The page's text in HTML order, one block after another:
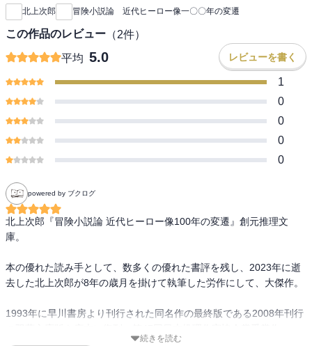
ュ』／騎士道の消滅／スパイ・ヒーロー、登場／不安と疑惑の時代
／クリスティーの冒険／ジョン・カーターとターザン／無人島の少
年たち／海の男ホーンブロワー／マクリーンの戦後／イギリス海洋
小説補遺／不信のヒーロー／フランスのスパイ活劇／ジョバンニと
暗黒小説／スピレインの亡霊／自警団ヒーロー、ボラン／スペンサ
ーの饒舌／悪党パーカーの栄光／ライアルの場合／七〇年代の壁／
現代の秘境／キャリスンとカイル／ヒギンズの陥穽／工作員の冒険
／謀略小説の時代／ラドラムとカッスラー／フランシスの復活／2／
世界／政治小説の時代／黒岩涙香の翻案小説／巖谷小波の少年小説
／武侠の冒険／立川文庫と講談／「新講談」の時代／「少年倶楽
日本伝奇小説の系譜／国枝史郎と講談／伝奇小説の黄金時代／昭和
十年代の壁／『宮本武蔵』への道／『赤い影法師』の衝撃／講談
『柳生武芸帳』／風太郎忍法帖におけるロマネスク／伝奇小説の伝
統／隆慶一郎が残したもの／ヒーローの善意／机龍之助の皮肉／丹
マン／大藪春彦の意味／八〇年代のオデッセイア／夢枕獏の彼方／
あとがき／文庫本のためのあとがき／解説＝霜月蒼／人名一覧／書
北上次郎 冒険小説論 近代ヒーロー像一〇〇年の変遷
この作品のレビュー （2件）
平均 5.0 レビューを書く
1
0
0
0
0
powered by ブクログ
北上次郎『冒険小説論 近代ヒーロー像100年の変遷』創元推理文
庫。
本の優れた読み手として、数多くの優れた書評を残し、2023年に逝
去した北上次郎が8年の歳月を掛けて執筆した労作にして、大傑作。
1993年に早川書房より刊行された同名作の最終版である2008年刊行
続きを読む